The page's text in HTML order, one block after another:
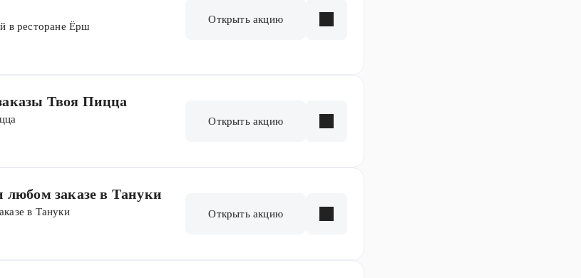
в ресторане Ёрш
Открыть акцию
Твоя Пицца
Открыть акцию
любом заказе в Тануки
в Тануки Открыть акцию